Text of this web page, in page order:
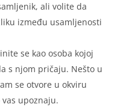
ali volite da
između usamljenosti
se kao osoba kojoj
s njom pričaju. Nešto u
se otvore u okviru
upoznaju.